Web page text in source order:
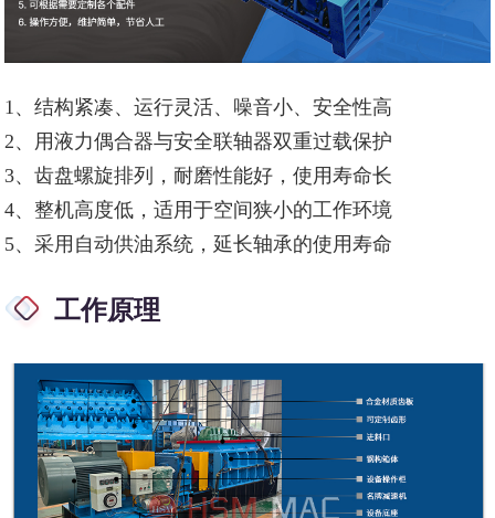
1、结构紧凑、运行灵活、噪音小、安全性高
2、用液力偶合器与安全联轴器双重过载保护
3、齿盘螺旋排列，耐磨性能好，使用寿命长
4、整机高度低，适用于空间狭小的工作环境
5、采用自动供油系统，延长轴承的使用寿命
工作原理